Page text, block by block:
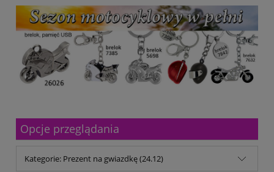
Emeko
Fol-Plast
Fruit Of The Loom
Fruit Of The Loom
Glasmark
Grand
Heri
Malfini
Michalczyk & Prokop
Mitsubishi Company
MM Kwidzyń Sp. z o.o.
Mondi
Opcje przeglądania
Kategorie: Prezent na gwiazdkę (24.12)